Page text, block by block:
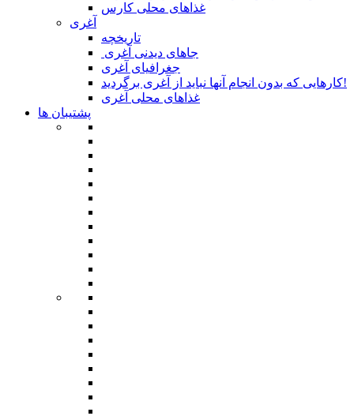
غذاهای محلی کارس
آغری
تاریخچه
جاهای دیدنی آغری
جغرافیای آغری
کارهایی که بدون انجام آنها نباید از آغری برگردید!
غذاهای محلی آغری
پشتیبان ها